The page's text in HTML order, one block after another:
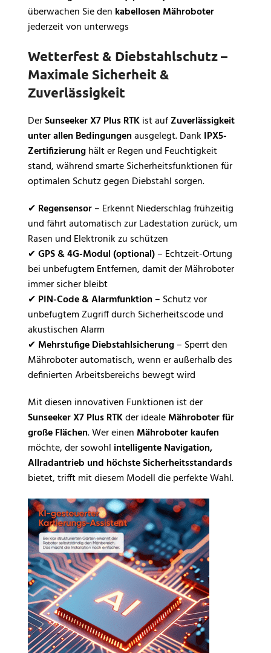
überwachen Sie den kabellosen Mähroboter
jederzeit von unterwegs
Wetterfest & Diebstahlschutz –
Maximale Sicherheit &
Zuverlässigkeit
DerSunseeker X7 Plus RTKist aufZuverlässigkeit
unter allen Bedingungenausgelegt. Dank IPX5-
Zertifizierunghält er Regen und Feuchtigkeit
stand, während smarte Sicherheitsfunktionen für
optimalen Schutz gegen Diebstahl sorgen.
✔ Regensensor– Erkennt Niederschlag frühzeitig
und fährt automatisch zur Ladestation zurück, um
Rasen und Elektronik zu schützen
✔GPS & 4G-Modul (optional)– Echtzeit-Ortung
bei unbefugtem Entfernen, damit der Mähroboter
immer sicher bleibt
✔ PIN-Code & Alarmfunktion – Schutz vor
unbefugtem Zugriff durch Sicherheitscode und
akustischen Alarm
✔ Mehrstufige Diebstahlsicherung– Sperrt den
Mähroboter automatisch, wenn er außerhalb des
definierten Arbeitsbereichs bewegt wird
Mit diesen innovativen Funktionen ist der
Sunseeker X7 Plus RTKder idealeMähroboter für
große Flächen. Wer einen Mähroboter kaufen
möchte, der sowohl intelligente Navigation,
Allradantrieb und höchste Sicherheitsstandards
bietet, trifft mit diesem Modell die perfekte Wahl.